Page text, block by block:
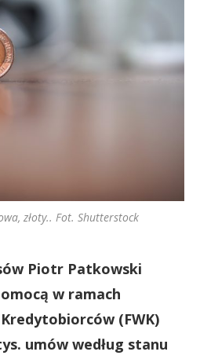
złoty.. Fot. Shutterstock
Piotr Patkowski
w ramach
(FWK)
umów według stanu